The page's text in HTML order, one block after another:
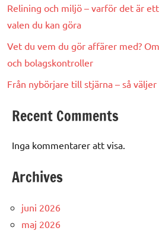
Relining och miljö – varför det är
valen du kan göra
Vet du vem du gör affärer med?
och bolagskontroller
Från nybörjare till stjärna – så
Recent Comments
Inga kommentarer att visa.
Archives
juni 2026
maj 2026